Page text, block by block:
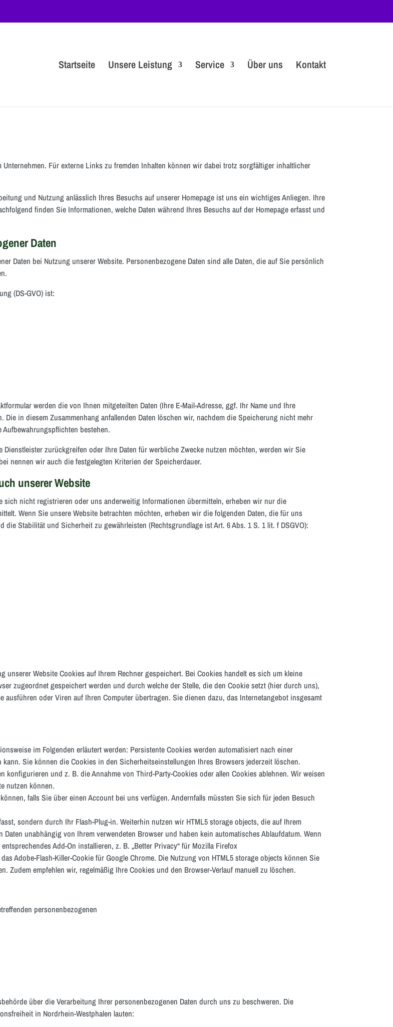
Startseite Unsere Leistung Service Über uns Kontakt
Für externe Links zu fremden Inhalten können wir dabei trotz sorgfältiger inhaltlicher
und Nutzung anlässlich Ihres Besuchs auf unserer Homepage ist uns ein wichtiges Anliegen. Ihre
finden Sie Informationen, welche Daten während Ihres Besuchs auf der Homepage erfasst und
Daten
Daten bei Nutzung unserer Website. Personenbezogene Daten sind alle Daten, die auf Sie persönlich
(DS-GVO) ist:
werden die von Ihnen mitgeteilten Daten (Ihre E-Mail-Adresse, ggf. Ihr Name und Ihre
in diesem Zusammenhang anfallenden Daten löschen wir, nachdem die Speicherung nicht mehr
bestehen.
zurückgreifen oder Ihre Daten für werbliche Zwecke nutzen möchten, werden wir Sie
nennen wir auch die festgelegten Kriterien der Speicherdauer.
unserer Website
nicht registrieren oder uns anderweitig Informationen übermitteln, erheben wir nur die
Wenn Sie unsere Website betrachten möchten, erheben wir die folgenden Daten, die für uns
Stabilität und Sicherheit zu gewährleisten (Rechtsgrundlage ist Art. 6 Abs. 1 S. 1 lit. f DSGVO):
unserer Website Cookies auf Ihrem Rechner gespeichert. Bei Cookies handelt es sich um kleine
zugeordnet gespeichert werden und durch welche der Stelle, die den Cookie setzt (hier durch uns),
oder Viren auf Ihren Computer übertragen. Sie dienen dazu, das Internetangebot insgesamt
im Folgenden erläutert werden: Persistente Cookies werden automatisiert nach einer
Sie können die Cookies in den Sicherheitseinstellungen Ihres Browsers jederzeit löschen.
und z. B. die Annahme von Third-Party-Cookies oder allen Cookies ablehnen. Wir weisen
nutzen können.
falls Sie über einen Account bei uns verfügen. Andernfalls müssten Sie sich für jeden Besuch
sondern durch Ihr Flash-Plug-in. Weiterhin nutzen wir HTML5 storage objects, die auf Ihrem
unabhängig von Ihrem verwendeten Browser und haben kein automatisches Ablaufdatum. Wenn
Add-On installieren, z. B. „Better Privacy“ für Mozilla Firefox
Adobe-Flash-Killer-Cookie für Google Chrome. Die Nutzung von HTML5 storage objects können Sie
Zudem empfehlen wir, regelmäßig Ihre Cookies und den Browser-Verlauf manuell zu löschen.
personenbezogenen
über die Verarbeitung Ihrer personenbezogenen Daten durch uns zu beschweren. Die
in Nordrhein-Westphalen lauten: